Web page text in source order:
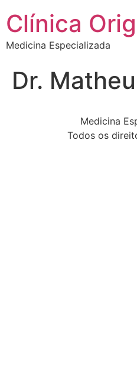
Clínica
Medicina Especializada
Dr.
Medicina
Todos os